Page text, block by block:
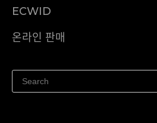
ECWID
도움말 센터
온라인 판매
페이스북에서 판매하기
인스타그램에서 판매하기